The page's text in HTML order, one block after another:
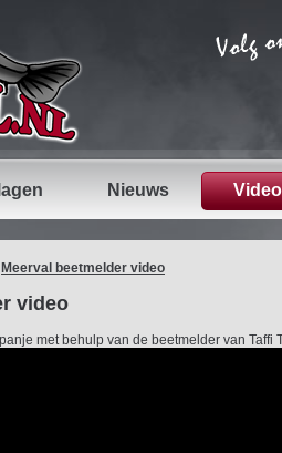
Nieuws
Meerval beetmelder video
video
met behulp van de beetmelder van Taffi